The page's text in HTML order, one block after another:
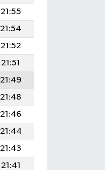
21:55
21:54
21:52
21:51
21:49
21:48
21:46
21:44
21:43
21:41